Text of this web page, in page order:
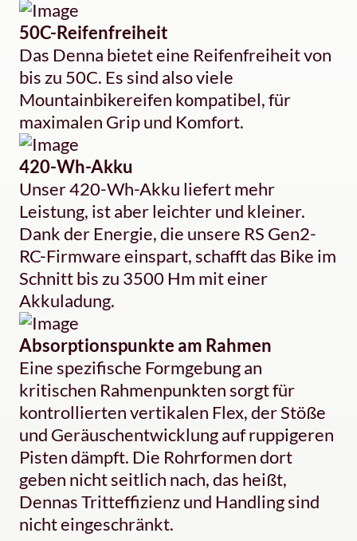
50C-Reifenfreiheit
Das Denna bietet eine Reifenfreiheit von
bis zu 50C. Es sind also viele
Mountainbikereifen kompatibel, für
maximalen Grip und Komfort.
420-Wh-Akku
Unser 420-Wh-Akku liefert mehr
Leistung, ist aber leichter und kleiner.
Dank der Energie, die unsere RS Gen2-
RC-Firmware einspart, schafft das Bike im
Schnitt bis zu 3500 Hm mit einer
Akkuladung.
Absorptionspunkte am Rahmen
Eine spezifische Formgebung an
kritischen Rahmenpunkten sorgt für
kontrollierten vertikalen Flex, der Stöße
und Geräuschentwicklung auf ruppigeren
Pisten dämpft. Die Rohrformen dort
geben nicht seitlich nach, das heißt,
Dennas Tritteffizienz und Handling sind
nicht eingeschränkt.